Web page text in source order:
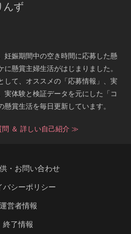
んず
妊娠期間中の空き時間に応募した懸
懸賞主婦生活がはじまりました。
して、オススメの「応募情報」、実
実体験と検証データを元にした「コ
賞生活を毎日更新しています。
＆ 詳しい自己紹介 ≫
・お問い合わせ
バシーポリシー
運営者情報
終了情報